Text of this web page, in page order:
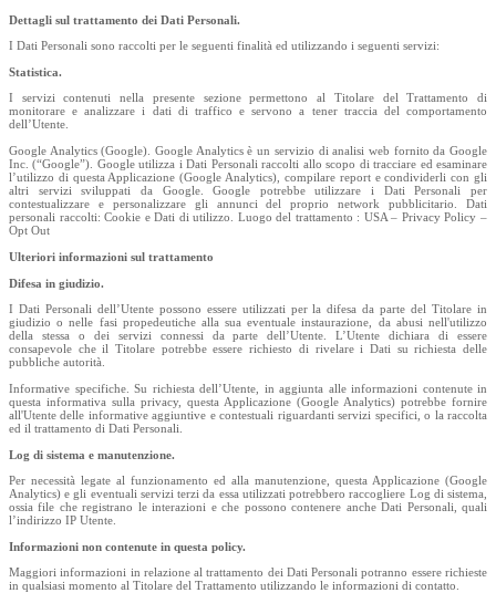
Dettagli sul trattamento dei Dati Personali.
I Dati Personali sono raccolti per le seguenti finalità ed utilizzando i seguenti servizi:
Statistica.
I servizi contenuti nella presente sezione permettono al Titolare del Trattamento di
monitorare e analizzare i dati di traffico e servono a tener traccia del comportamento
dell’Utente.
Google Analytics (Google). Google Analytics è un servizio di analisi web fornito da Google
Inc. (“Google”). Google utilizza i Dati Personali raccolti allo scopo di tracciare ed esaminare
l’utilizzo di questa Applicazione (Google Analytics), compilare report e condividerli con gli
altri servizi sviluppati da Google. Google potrebbe utilizzare i Dati Personali per
contestualizzare e personalizzare gli annunci del proprio network pubblicitario. Dati
personali raccolti: Cookie e Dati di utilizzo. Luogo del trattamento : USA – Privacy Policy –
Opt Out
Ulteriori informazioni sul trattamento
Difesa in giudizio.
I Dati Personali dell’Utente possono essere utilizzati per la difesa da parte del Titolare in
giudizio o nelle fasi propedeutiche alla sua eventuale instaurazione, da abusi nell'utilizzo
della stessa o dei servizi connessi da parte dell’Utente. L’Utente dichiara di essere
consapevole che il Titolare potrebbe essere richiesto di rivelare i Dati su richiesta delle
pubbliche autorità.
Informative specifiche. Su richiesta dell’Utente, in aggiunta alle informazioni contenute in
questa informativa sulla privacy, questa Applicazione (Google Analytics) potrebbe fornire
all'Utente delle informative aggiuntive e contestuali riguardanti servizi specifici, o la raccolta
ed il trattamento di Dati Personali.
Log di sistema e manutenzione.
Per necessità legate al funzionamento ed alla manutenzione, questa Applicazione (Google
Analytics) e gli eventuali servizi terzi da essa utilizzati potrebbero raccogliere Log di sistema,
ossia file che registrano le interazioni e che possono contenere anche Dati Personali, quali
l’indirizzo IP Utente.
Informazioni non contenute in questa policy.
Maggiori informazioni in relazione al trattamento dei Dati Personali potranno essere richieste
in qualsiasi momento al Titolare del Trattamento utilizzando le informazioni di contatto.